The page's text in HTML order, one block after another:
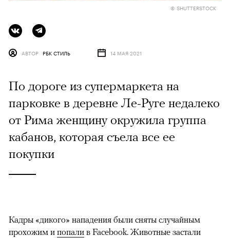
© SHUTTERSTOCK
АВТОР РБК СТИЛЬ 14 МАЯ 2021
По дороге из супермаркета на
парковке в деревне Ле-Руге недалеко
от Рима женщину окружила группа
кабанов, которая съела все ее
покупки
Кадры «дикого» нападения были сняты случайным
прохожим и попали в Facebook. Животные застали